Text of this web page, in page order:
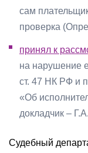
сам
проверка
принял к
на нарушение
ст. 47 НК РФ и
«Об
докладчик –
Судебный